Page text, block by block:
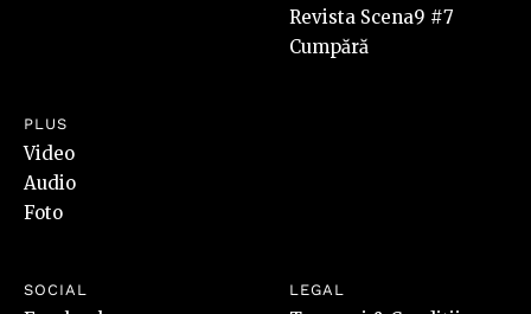
Revista Scena9 #7
Cumpără
PLUS
Video
Audio
Foto
SOCIAL LEGAL